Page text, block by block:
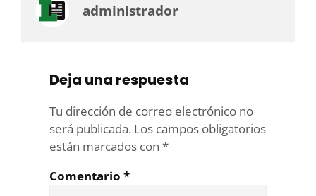
administrador
Deja una respuesta
Tu dirección de correo electrónico no
será publicada. Los campos obligatorios
están marcados con *
Comentario *